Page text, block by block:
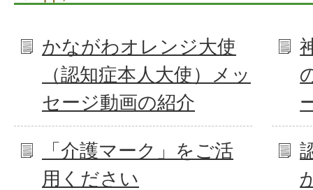
かながわオレンジ大使
（認知症本人大使）メッ
セージ動画の紹介
「介護マーク」をご活
用ください